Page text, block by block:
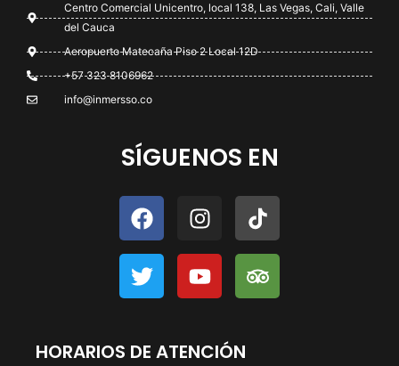
Centro Comercial Unicentro, local 138, Las Vegas, Cali, Valle
del Cauca
Aeropuerto Matecaña Piso 2 Local 12D
+57 323 8106962
info@inmersso.co
SÍGUENOS EN
HORARIOS DE ATENCIÓN